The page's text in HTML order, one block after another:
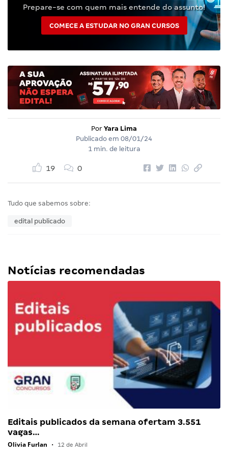
Prepare-se com quem mais entende do assunto!
COMECE A ESTUDAR NO GRAN CURSOS
Por Yara Lima
Publicado em 08/01/24
1 min. de leitura
19 0
Tudo que sabemos sobre:
edital publicado
Notícias recomendadas
Editais publicados da semana ofertam 3.551
vagas…
Olivia Furlan • 12 de Abril